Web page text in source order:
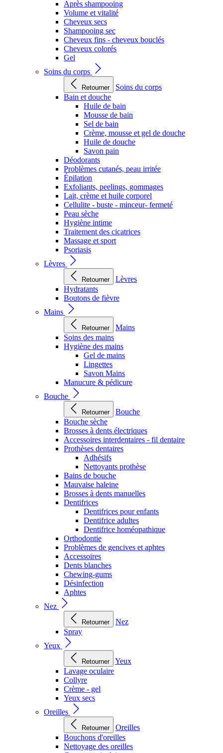
Après shampooing
Volume et vitalité
Cheveux secs
Shampooing sec
Cheveux fins - cheveux bouclés
Cheveux colorés
Gel
Soins du corps
Retourner
Soins du corps
Bain et douche
Huile de bain
Mousse de bain
Sel de bain
Crème, mousse et gel de douche
Huile de douche
Savon pain
Déodorants
Problèmes cutanés, peau irritée
Épilation
Exfoliants, peelings, gommages
Lait, crème et huile corporel
Cellulite - buste - minceur- fermeté
Peau sèche
Hygiène intime
Traitement des cicatrices
Massage et sport
Psoriasis
Lèvres
Retourner
Lèvres
Hydratants
Boutons de fièvre
Mains
Retourner
Mains
Soins des mains
Hygiène des mains
Gel de mains
Lingettes
Savon Mains
Manucure & pédicure
Bouche
Retourner
Bouche
Bouche sèche
Brosses à dents électriques
Accessoires interdentaires - fil dentaire
Prothèses dentaires
Adhésifs
Nettoyants prothèse
Bains de bouche
Mauvaise haleine
Brosses à dents manuelles
Dentifrices
Dentifrices pour enfants
Dentifrice adultes
Dentifrice homéopathique
Orthodontie
Problèmes de gencives et aphtes
Accessoires
Dents blanches
Chewing-gums
Désinfection
Aphtes
Nez
Retourner
Nez
Spray
Yeux
Retourner
Yeux
Lavage oculaire
Collyre
Crème - gel
Yeux secs
Oreilles
Retourner
Oreilles
Bouchons d'oreilles
Nettoyage des oreilles